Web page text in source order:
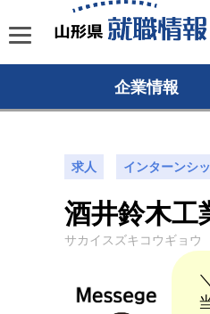
企業情報
求人 インターンシ
酒井鈴木工
サカイスズキコウギョウ